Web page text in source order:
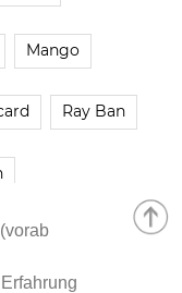
Mango
Ray Ban
Madden